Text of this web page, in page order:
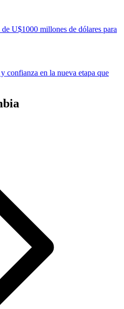
U$1000 millones de dólares para
confianza en la nueva etapa que